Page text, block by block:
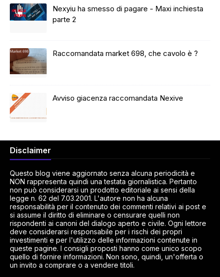
Nexyiu ha smesso di pagare - Maxi inchiesta
parte 2
Raccomandata market 698, che cavolo è ?
Avviso giacenza raccomandata Nexive
Disclaimer
Questo blog viene aggiornato senza alcuna periodicità e
NON rappresenta quindi una testata giornalistica. Pertanto
non può considerarsi un prodotto editoriale ai sensi della
legge n. 62 del 7.03.2001. L'autore non ha alcuna
responsabilità per il contenuto dei commenti relativi ai post e
si assume il diritto di eliminare o censurare quelli non
rispondenti ai canoni del dialogo aperto e civile. Ogni lettore
deve considerarsi responsabile per i rischi dei propri
investimenti e per l'utilizzo delle informazioni contenute in
queste pagine. I consigli proposti hanno come unico scopo
quello di fornire informazioni. Non sono, quindi, un'offerta o
un invito a comprare o a vendere titoli.